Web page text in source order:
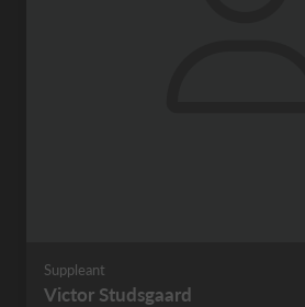
Suppleant
Victor Studsgaard